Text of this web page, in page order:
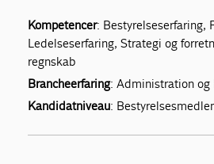
Kompetencer: Bestyrelseserfaring,
Ledelseserfaring, Strategi og
regnskab
Brancheerfaring: Administration og
Kandidatniveau: